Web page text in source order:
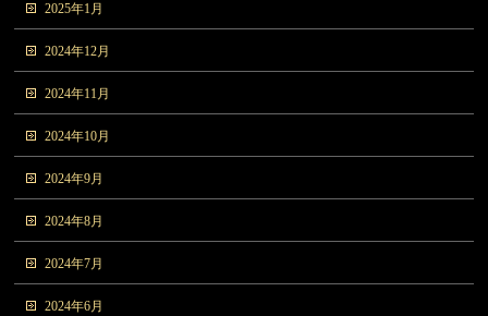
2025年1月
2024年12月
2024年11月
2024年10月
2024年9月
2024年8月
2024年7月
2024年6月